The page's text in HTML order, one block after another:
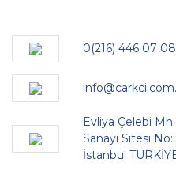
0(216) 446 07 08
Evliya Çelebi
Sanayi Sitesi
İstanbul